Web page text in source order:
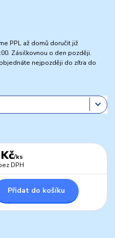
PPL až domů doručit již
Zásilkovnou o den později.
nejpozději do zítra do
/ks
DPH
Přidat do košíku